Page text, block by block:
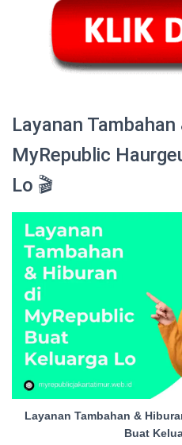
Layanan
MyRepublic
Lo 🎬
Layanan Tambahan &
Buat